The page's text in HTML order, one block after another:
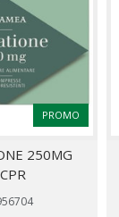
PROMO
250MG